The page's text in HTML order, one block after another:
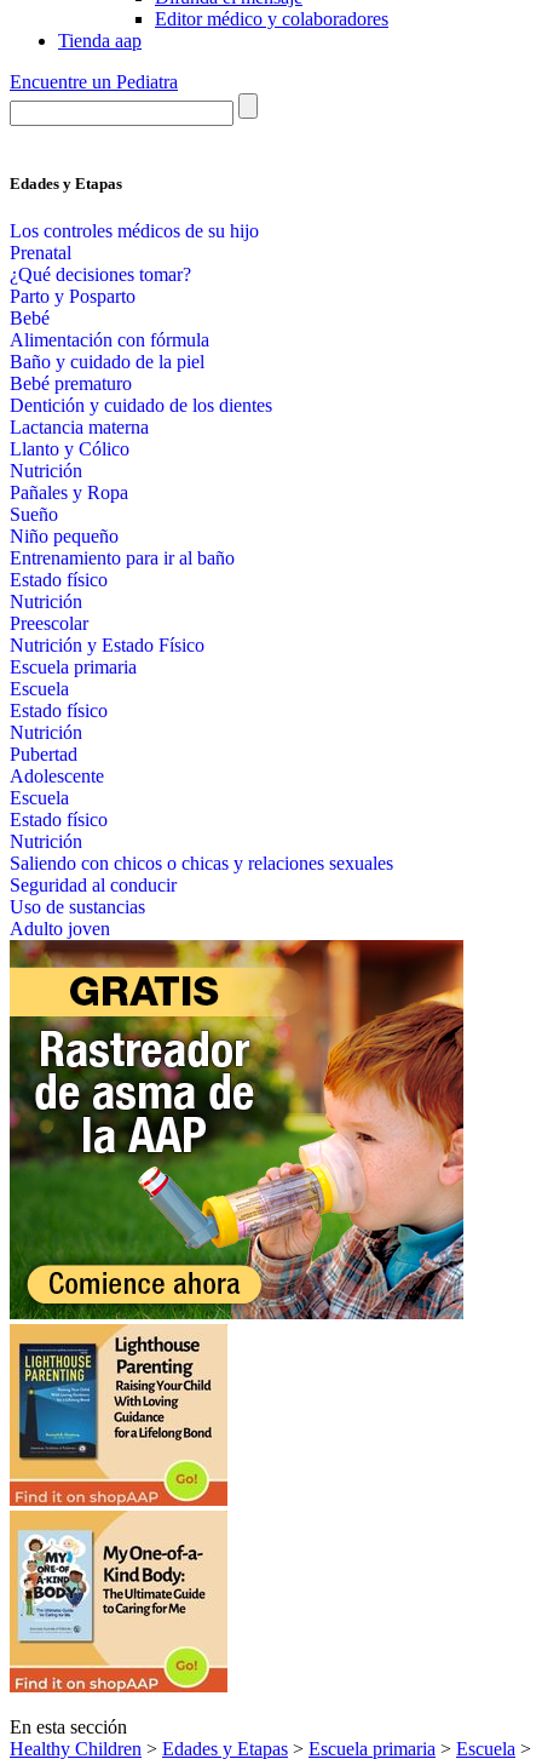
Editor médico y colaboradores
Tienda aap
Encuentre un Pediatra
Edades y Etapas
Los controles médicos de su hijo
Prenatal
¿Qué decisiones tomar?
Parto y Posparto
Bebé
Alimentación con fórmula
Baño y cuidado de la piel
Bebé prematuro
Dentición y cuidado de los dientes
Lactancia materna
Llanto y Cólico
Nutrición
Pañales y Ropa
Sueño
Niño pequeño
Entrenamiento para ir al baño
Estado físico
Nutrición
Preescolar
Nutrición y Estado Físico
Escuela primaria
Escuela
Estado físico
Nutrición
Pubertad
Adolescente
Escuela
Estado físico
Nutrición
Saliendo con chicos o chicas y relaciones sexuales
Seguridad al conducir
Uso de sustancias
Adulto joven
En esta sección
Healthy Children > Edades y Etapas > Escuela primaria > Escuela >